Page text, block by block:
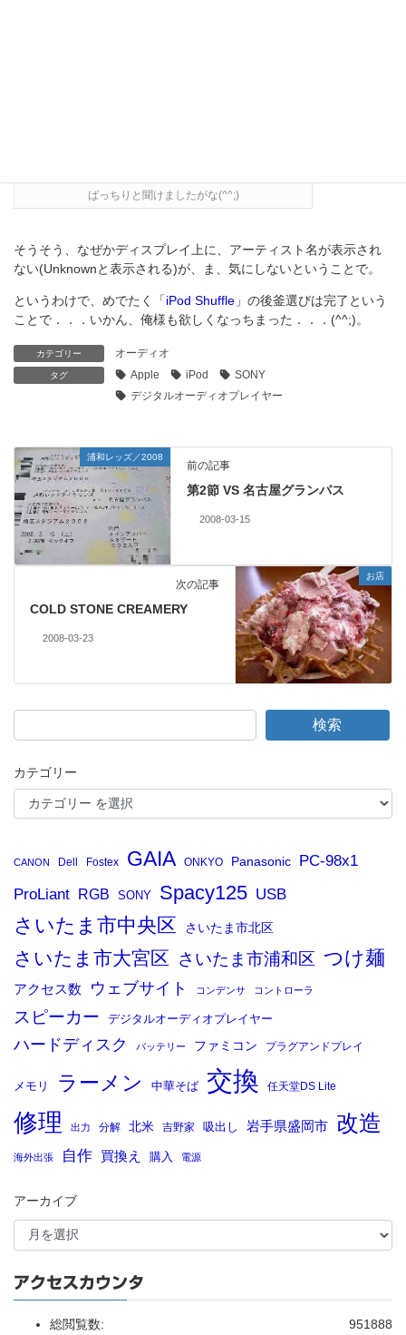
ばっちりと聞けましたがな(^^;)
そうそう、なぜかディスプレイ上に、アーティスト名が表示され
ない(Unknownと表示される)が、ま、気にしないということで。
というわけで、めでたく「iPod Shuffle 」の後釜選びは完了という
ことで．．．いかん、俺様も欲しくなっちまった．．．(^^;)。
カテゴリー オーディオ
タグ Apple iPod
SONY
デジタルオーディオプレイヤー
浦和レッズ／2008
前の記事
第2節 VS 名古屋グランパス
2008-03-15
お店
次の記事
COLD STONE CREAMERY
2008-03-23
検索
カテゴリー
CANON Dell Fostex GAIA ONKYO Panasonic PC-98x1
ProLiant RGB SONY Spacy125 USB
さいたま市中央区 さいたま市北区
さいたま市大宮区 さいたま市浦和区 つけ麺
アクセス数 ウェブサイト コンデンサ コントローラ
スピーカー デジタルオーディオプレイヤー
ハードディスク バッテリー ファミコン プラグアンドプレイ
メモリ ラーメン 中華そば 交換 任天堂DS Lite
修理 出力 分解 北米 吉野家 吸出し 岩手県盛岡市 改造
海外出張 自作 買換え 購入 電源
アーカイブ
アクセスカウンタ
951888
総閲覧数: